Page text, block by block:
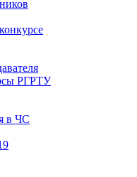
РГРТУ
в ЧС